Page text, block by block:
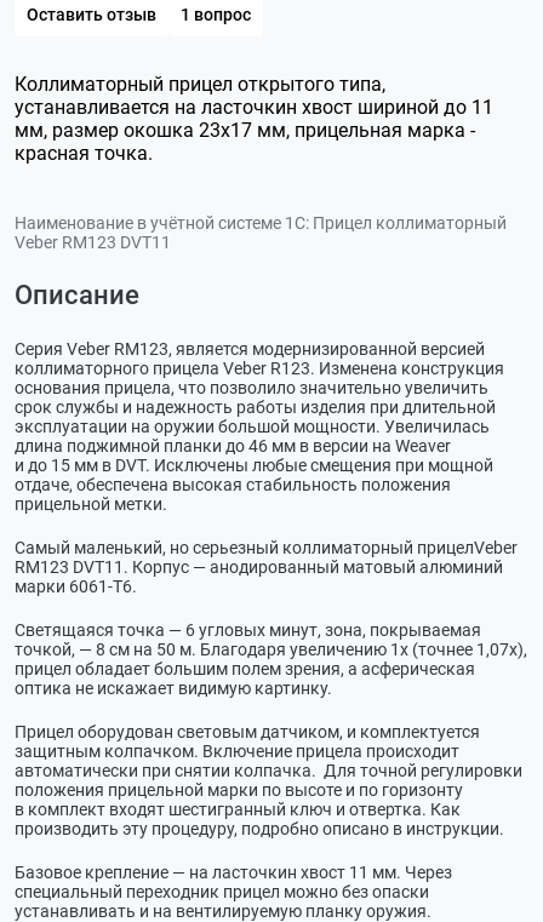
Оставить отзыв 1 вопрос
Коллиматорный прицел открытого типа,
устанавливается на ласточкин хвост шириной до 11
мм, размер окошка 23x17 мм, прицельная марка -
красная точка.
Наименование в учётной системе 1С: Прицел коллиматорный
Veber RM123 DVT11
Описание
Серия Veber RM123, является модернизированной версией
коллиматорного прицела Veber R123. Изменена конструкция
основания прицела, что позволило значительно увеличить
срок службы и надежность работы изделия при длительной
эксплуатации на оружии большой мощности. Увеличилась
длина поджимной планки до 46 мм в версии на Weaver
и до 15 мм в DVT. Исключены любые смещения при мощной
отдаче, обеспечена высокая стабильность положения
прицельной метки.
Самый маленький, но серьезный коллиматорный прицелVeber
RM123 DVT11. Корпус — анодированный матовый алюминий
марки 6061-Т6.
Светящаяся точка — 6 угловых минут, зона, покрываемая
точкой, — 8 см на 50 м. Благодаря увеличению 1х (точнее 1,07х),
прицел обладает большим полем зрения, а асферическая
оптика не искажает видимую картинку.
Прицел оборудован световым датчиком, и комплектуется
защитным колпачком. Включение прицела происходит
автоматически при снятии колпачка. Для точной регулировки
положения прицельной марки по высоте и по горизонту
в комплект входят шестигранный ключ и отвертка. Как
производить эту процедуру, подробно описано в инструкции.
Базовое крепление — на ласточкин хвост 11 мм. Через
специальный переходник прицел можно без опаски
устанавливать и на вентилируемую планку оружия.